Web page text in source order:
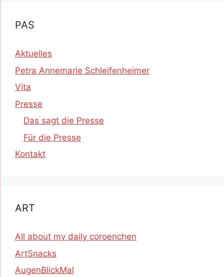
PAS
Aktuelles
Petra Annemarie Schleifenheimer
Vita
Presse
Das sagt die Presse
Für die Presse
Kontakt
ART
All about my daily coroenchen
ArtSnacks
AugenBlickMal